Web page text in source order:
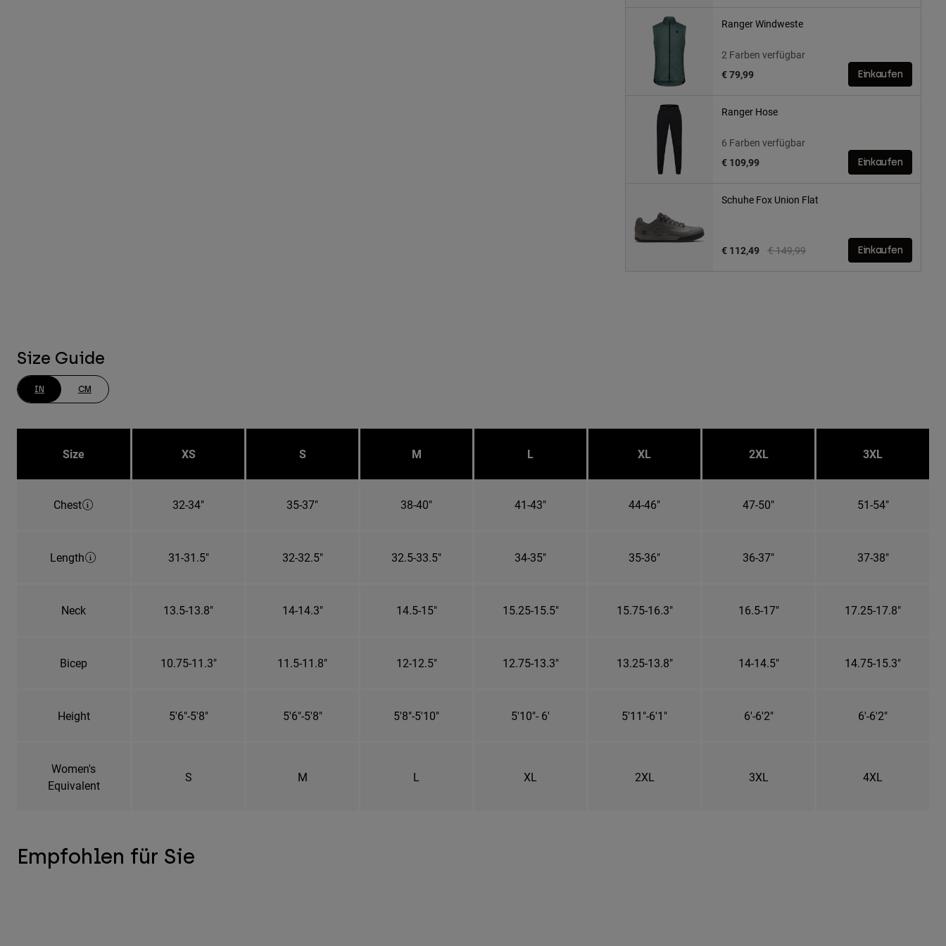
Ranger Windweste
2 Farben verfügbar
€ 79,99
Einkaufen
Ranger Hose
6 Farben verfügbar
€ 109,99
Einkaufen
Schuhe Fox Union Flat
Price reduced from
€ 149,99to
€ 112,49 Einkaufen
Size Guide
IN CM
Size XS S M L XL 2XL 3XL
Chest 32-34" 35-37" 38-40" 41-43" 44-46" 47-50" 51-54"
Length 31-31.5" 32-32.5" 32.5-33.5" 34-35" 35-36" 36-37" 37-38"
Neck 13.5-13.8" 14-14.3" 14.5-15" 15.25-15.5" 15.75-16.3" 16.5-17" 17.25-17.8"
Bicep 10.75-11.3" 11.5-11.8" 12-12.5" 12.75-13.3" 13.25-13.8" 14-14.5" 14.75-15.3"
Height 5'6"-5'8" 5'6"-5'8" 5'8"-5'10" 5'10"- 6' 5'11"-6'1" 6'-6'2" 6'-6'2"
Women's
Equivalent
S M L XL 2XL 3XL 4XL
Empfohlen für Sie